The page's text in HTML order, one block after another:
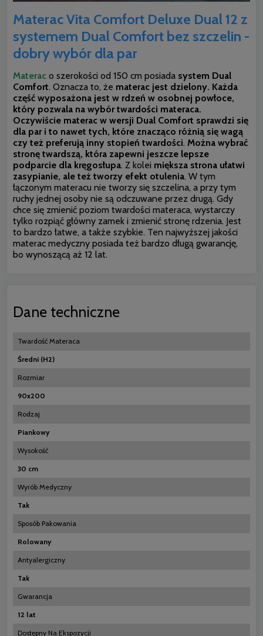
Materac Vita Comfort Deluxe Dual 12 z
systemem Dual Comfort bez szczelin -
dobry wybór dla par
Materac o szerokości od 150 cm posiada system Dual
Comfort. Oznacza to, że materac jest dzielony. Każda
część wyposażona jest w rdzeń w osobnej powłoce,
który pozwala na wybór twardości materaca.
Oczywiście materac w wersji Dual Comfort sprawdzi się
dla par i to nawet tych, które znacząco różnią się wagą
czy też preferują inny stopień twardości. Można wybrać
stronę twardszą, która zapewni jeszcze lepsze
podparcie dla kręgosłupa. Z kolei miększa strona ułatwi
zasypianie, ale też tworzy efekt otulenia. W tym
łączonym materacu nie tworzy się szczelina, a przy tym
ruchy jednej osoby nie są odczuwane przez drugą. Gdy
chce się zmienić poziom twardości materaca, wystarczy
tylko rozpiąć główny zamek i zmienić stronę rdzenia. Jest
to bardzo łatwe, a także szybkie. Ten najwyższej jakości
materac medyczny posiada też bardzo długą gwarancję,
bo wynoszącą aż 12 lat.
Dane techniczne
Twardość Materaca
Średni (H2)
Rozmiar
90x200
Rodzaj
Piankowy
Wysokość
30 cm
Wyrób Medyczny
Tak
Sposób Pakowania
Rolowany
Antyalergiczny
Tak
Gwarancja
12 lat
Dostępny Na Ekspozycji